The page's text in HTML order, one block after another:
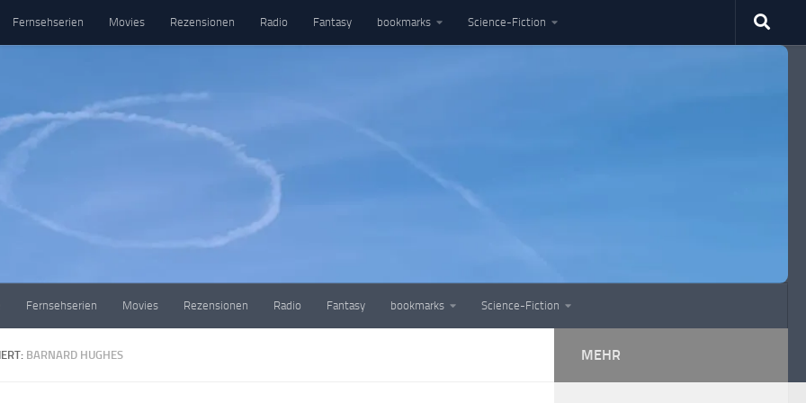
Fernsehserien Movies Rezensionen Radio Fantasy bookmarks Science-Fiction
Fernsehserien Movies Rezensionen Radio Fantasy bookmarks Science-Fiction
BARNARD HUGHES MEHR